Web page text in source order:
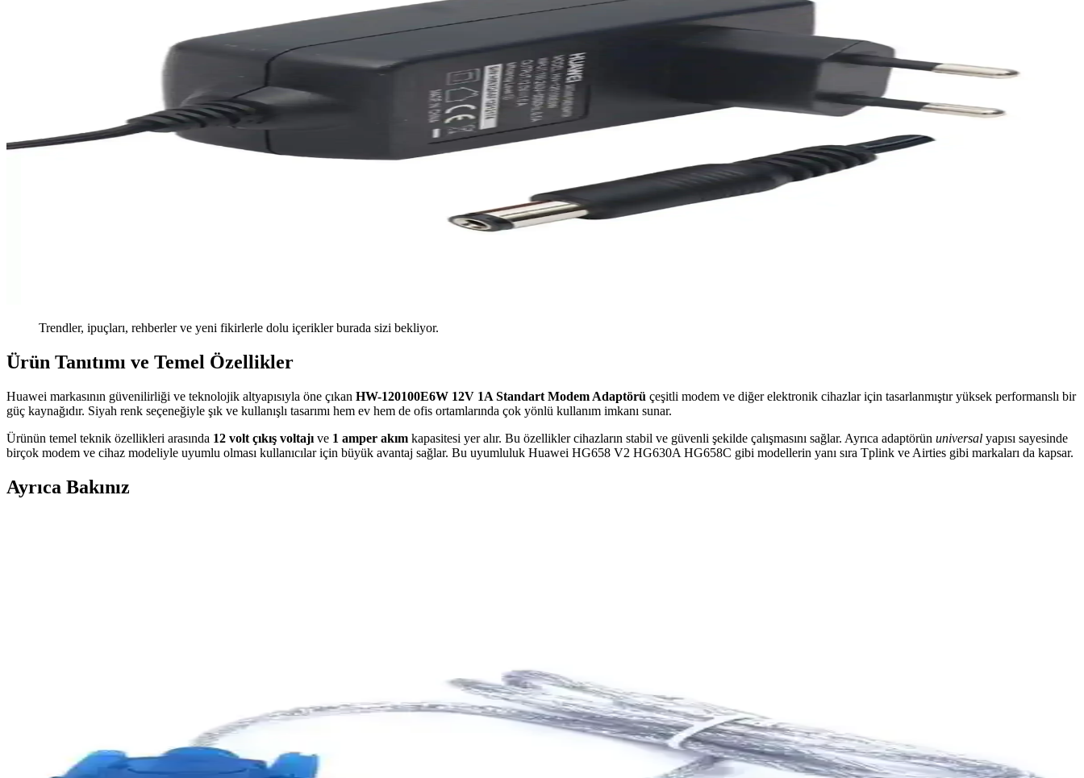
Trendler, ipuçları, rehberler ve yeni fikirlerle dolu içerikler burada sizi bekliyor.
Ürün Tanıtımı ve Temel Özellikler
Huawei markasının güvenilirliği ve teknolojik altyapısıyla öne çıkan HW-120100E6W 12V 1A Standart Modem Adaptörü çeşitli modem ve diğer elektronik cihazlar için tasarlanmıştır yüksek performanslı bir
güç kaynağıdır. Siyah renk seçeneğiyle şık ve kullanışlı tasarımı hem ev hem de ofis ortamlarında çok yönlü kullanım imkanı sunar.
Ürünün temel teknik özellikleri arasında 12 volt çıkış voltajı ve 1 amper akım kapasitesi yer alır. Bu özellikler cihazların stabil ve güvenli şekilde çalışmasını sağlar. Ayrıca adaptörün universal yapısı sayesinde
birçok modem ve cihaz modeliyle uyumlu olması kullanıcılar için büyük avantaj sağlar. Bu uyumluluk Huawei HG658 V2 HG630A HG658C gibi modellerin yanı sıra Tplink ve Airties gibi markaları da kapsar.
Ayrıca Bakınız
Xiaomi Mi Pro Wi-Fi Güçlendirici, ev veya ofisinizde Wi-Fi kapsama alanını artırır, kolay kurulur ve yüksek performans sağlar, böylece internet bağlantınız güçlenir ve kesintisiz olur.
Huawei Superbox: 4G ve 5G Destekli Tak-Çalıştır İnternet Çözümü ve Ev Aksesuarı
Huawei Superbox, 4G ve 5G teknolojileriyle fiber altyapısı olmayan bölgelerde hızlı internet sağlar. Tak-çalıştır özelliği ve çoklu cihaz desteğiyle ev ve iş yerlerinde pratik internet çözümü sunar.